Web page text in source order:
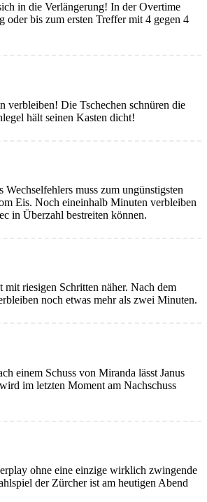
in die Verlängerung! In der Overtime
oder bis zum ersten Treffer mit 4 gegen 4
verbleiben! Die Tschechen schnüren die
hält seinen Kasten dicht!
muss zum ungünstigsten
Eis. Noch eineinhalb Minuten verbleiben
in Überzahl bestreiten können.
riesigen Schritten näher. Nach dem
noch etwas mehr als zwei Minuten.
einem Schuss von Miranda lässt Janus
im letzten Moment am Nachschuss
ohne eine einzige wirklich zwingende
der Zürcher ist am heutigen Abend